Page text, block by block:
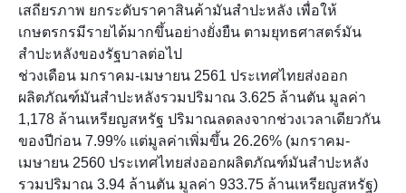
เสถียรภาพ ยกระดับราคาสินค้ามันสำปะหลัง เพื่อให้
เกษตรกรมีรายได้มากขึ้นอย่างยั่งยืน ตามยุทธศาสตร์มัน
สำปะหลังของรัฐบาลต่อไป
ช่วงเดือน มกราคม-เมษายน 2561 ประเทศไทยส่งออก
ผลิตภัณฑ์มันสำปะหลังรวมปริมาณ 3.625 ล้านตัน มูลค่า
1,178 ล้านเหรียญสหรัฐ ปริมาณลดลงจากช่วงเวลาเดียวกัน
ของปีก่อน 7.99% แต่มูลค่าเพิ่มขึ้น 26.26% (มกราคม-
เมษายน 2560 ประเทศไทยส่งออกผลิตภัณฑ์มันสำปะหลัง
รวมปริมาณ 3.94 ล้านตัน มูลค่า 933.75 ล้านเหรียญสหรัฐ)